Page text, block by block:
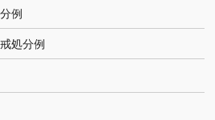
例
処分例